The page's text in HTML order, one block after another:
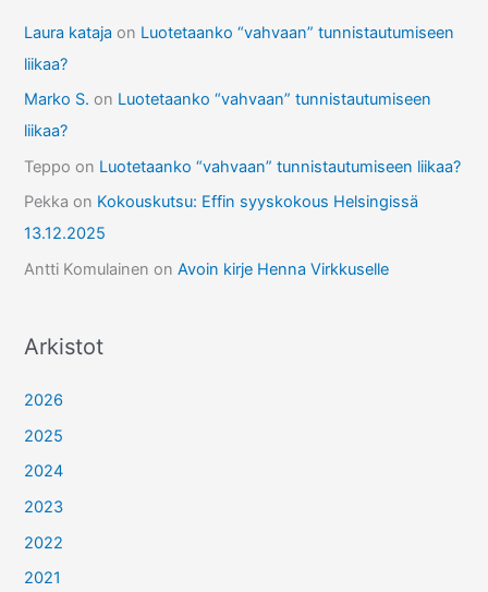
Laura kataja on Luotetaanko “vahvaan” tunnistautumiseen
liikaa?
Marko S. on Luotetaanko “vahvaan” tunnistautumiseen
liikaa?
Teppo on Luotetaanko “vahvaan” tunnistautumiseen liikaa?
Pekka on Kokouskutsu: Effin syyskokous Helsingissä
13.12.2025
Antti Komulainen onAvoin kirje Henna Virkkuselle
Arkistot
2026
2025
2024
2023
2022
2021